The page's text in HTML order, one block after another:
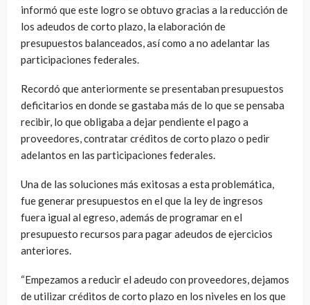
informó que este logro se obtuvo gracias a la reducción de
los adeudos de corto plazo, la elaboración de
presupuestos balanceados, así como a no adelantar las
participaciones federales.
Recordó que anteriormente se presentaban presupuestos
deficitarios en donde se gastaba más de lo que se pensaba
recibir, lo que obligaba a dejar pendiente el pago a
proveedores, contratar créditos de corto plazo o pedir
adelantos en las participaciones federales.
Una de las soluciones más exitosas a esta problemática,
fue generar presupuestos en el que la ley de ingresos
fuera igual al egreso, además de programar en el
presupuesto recursos para pagar adeudos de ejercicios
anteriores.
“Empezamos a reducir el adeudo con proveedores, dejamos
de utilizar créditos de corto plazo en los niveles en los que